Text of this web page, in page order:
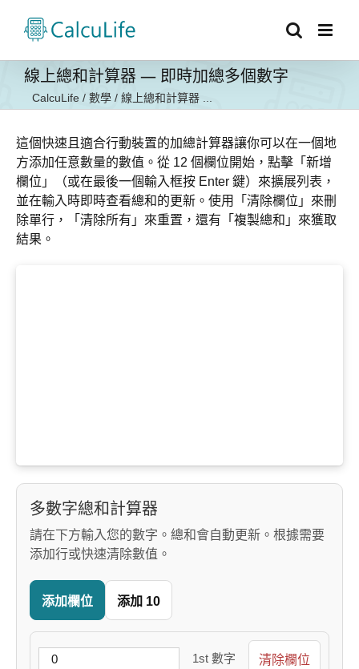
線上總和計算器 — 即時加總多個數字
CalcuLife / 數學 / 線上總和計算器 ...
這個快速且適合行動裝置的加總計算器讓你可以在一個地
方添加任意數量的數值。從 12 個欄位開始，點擊「新增
欄位」（或在最後一個輸入框按 Enter 鍵）來擴展列表，
並在輸入時即時查看總和的更新。使用「清除欄位」來刪
除單行，「清除所有」來重置，還有「複製總和」來獲取
結果。
多數字總和計算器
請在下方輸入您的數字。總和會自動更新。根據需要
添加行或快速清除數值。
添加欄位 添加 10
1st 數字 清除欄位